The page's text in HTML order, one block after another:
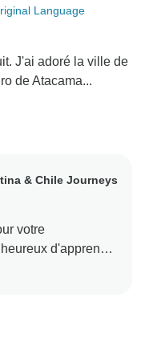
dire que nous
vos
pas
Merci beaucoup
une fois en
Language
J'ai adoré la ville de
de Atacama...
& Chile Journeys
votre
d'apprendre
et nous